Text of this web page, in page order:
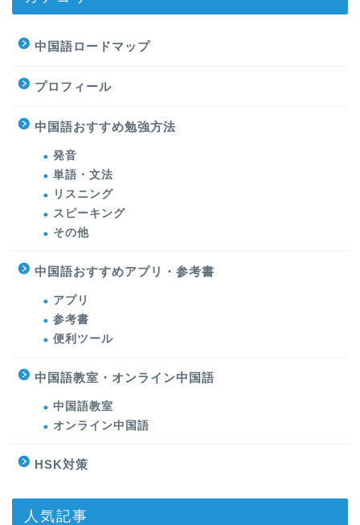
中国語ロードマップ
プロフィール
中国語おすすめ勉強方法
発音
単語・文法
リスニング
スピーキング
その他
中国語おすすめアプリ・参考書
アプリ
参考書
便利ツール
中国語教室・オンライン中国語
中国語教室
オンライン中国語
HSK対策
人気記事